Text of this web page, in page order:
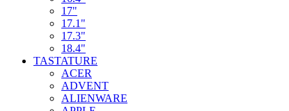
17"
17.1"
17.3"
18.4"
TASTATURE
ACER
ADVENT
ALIENWARE